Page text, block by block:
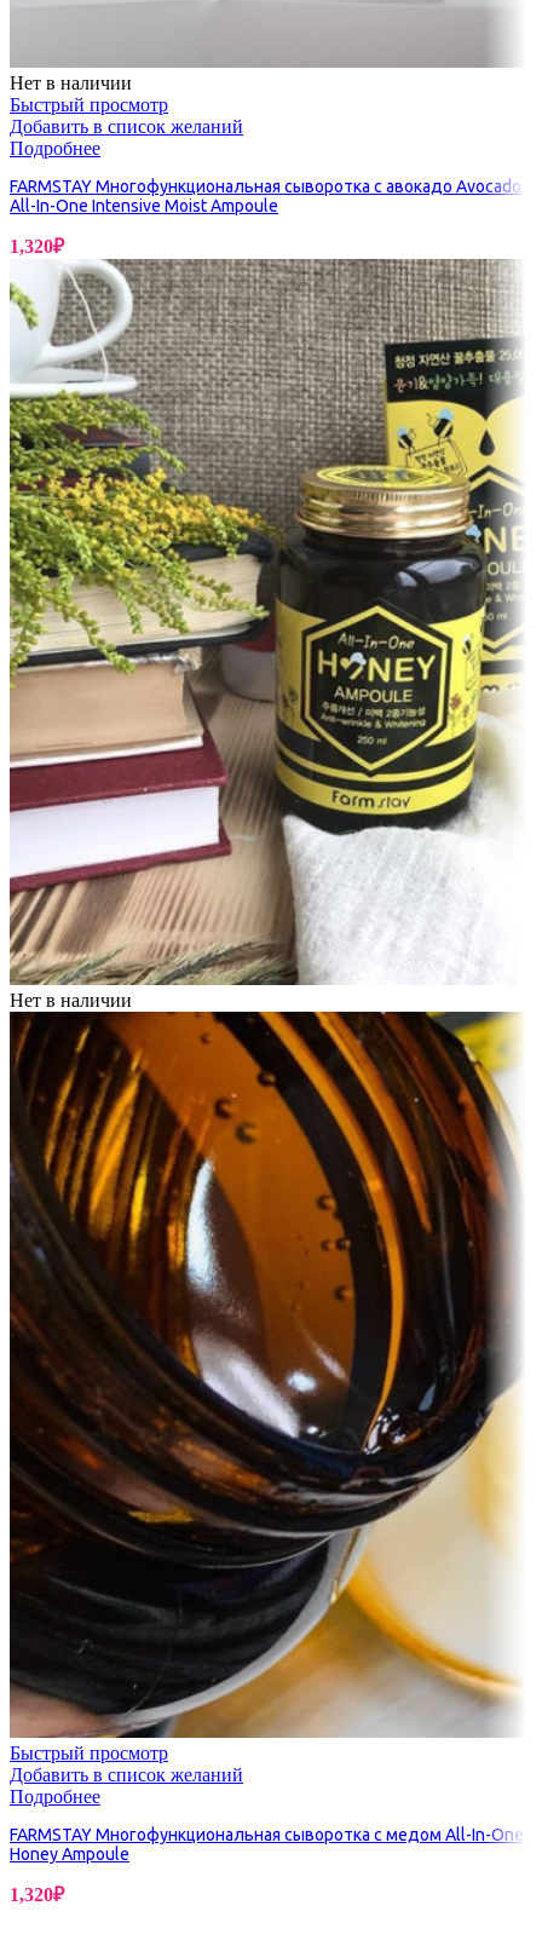
Нет в наличии
Быстрый просмотр
Добавить в список желаний
Подробнее
FARMSTAY Многофункциональная сыворотка с авокадо Avocado
All-In-One Intensive Moist Ampoule
1,320₽
Нет в наличии
Быстрый просмотр
Добавить в список желаний
Подробнее
FARMSTAY Многофункциональная сыворотка с медом All-In-One
Honey Ampoule
1,320₽